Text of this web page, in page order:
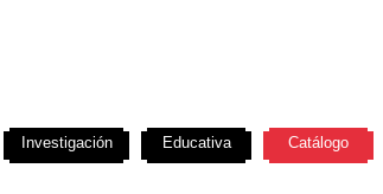
Investigación Educativa Catálogo